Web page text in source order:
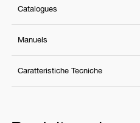
Catalogues
Manuels
Caratteristiche Tecniche